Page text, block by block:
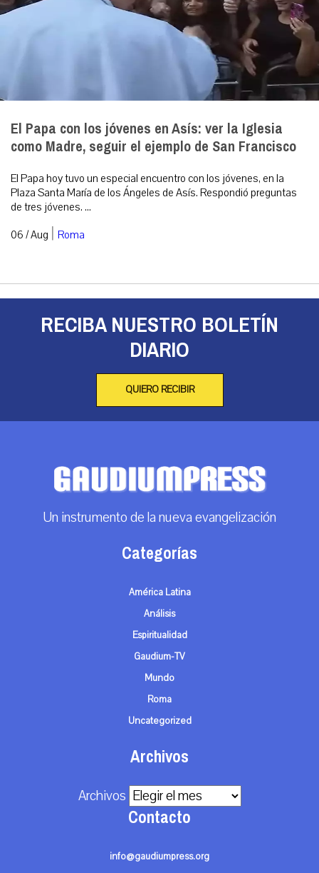
El Papa con los jóvenes en Asís: ver la Iglesia
como Madre, seguir el ejemplo de San Francisco
El Papa hoy tuvo un especial encuentro con los jóvenes, en la
Plaza Santa María de los Ángeles de Asís. Respondió preguntas
de tres jóvenes. ...
06 / Aug | Roma
RECIBA NUESTRO BOLETÍN
DIARIO
QUIERO RECIBIR
Un instrumento de la nueva evangelización
Categorías
América Latina
Análisis
Espiritualidad
Gaudium-TV
Mundo
Roma
Uncategorized
Archivos
Archivos
Contacto
info@gaudiumpress.org